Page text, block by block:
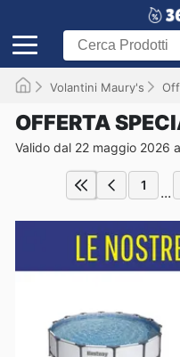
Volantini Maury's
OFFERTA
Valido dal 22 maggio 2026
1 ...